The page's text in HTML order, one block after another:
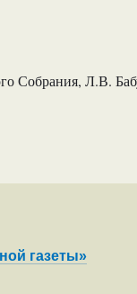
Собрания, Л.В.
газеты»